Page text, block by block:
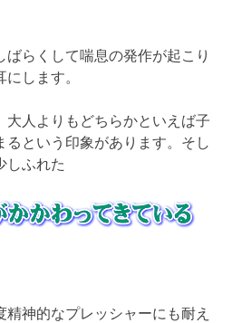
らくして喘息の発作が起こり
します。
大人よりもどちらかといえば子
という印象があります。そし
しふれた
神的なプレッシャーにも耐え